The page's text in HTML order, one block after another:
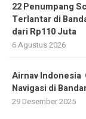
22 Penumpang
Terlantar di
dari Rp110 Juta
6 Agustus 2026
Airnav Indonesia
Navigasi di
29 Desember 2025